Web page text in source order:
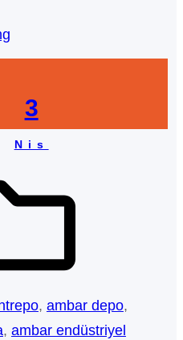
3
Nis
, ambar depo
, ambar endüstriyel